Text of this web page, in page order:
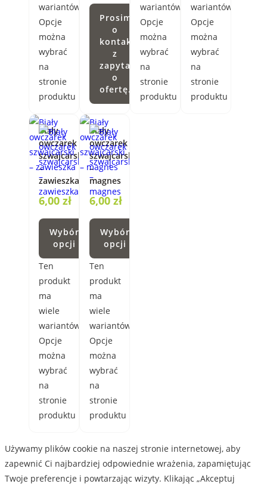
wariantów.
Opcje
można
wybrać
na
stronie
produktu
Prosimy
o
kontakt
z
zapytaniem
o
ofertę.
wariantów.
Opcje
można
wybrać
na
stronie
produktu
wariantów.
Opcje
można
wybrać
na
stronie
produktu
Biały
owczarek
szwajcarski
–
zawieszka
6,00 zł
Wybór
opcji
Ten
produkt
ma
wiele
wariantów.
Opcje
można
wybrać
na
stronie
produktu
Biały
owczarek
szwajcarski
–
magnes
6,00 zł
Wybór
opcji
Ten
produkt
ma
wiele
wariantów.
Opcje
można
wybrać
na
stronie
produktu
Używamy plików cookie na naszej stronie internetowej, aby
zapewnić Ci najbardziej odpowiednie wrażenia, zapamiętując
Twoje preferencje i powtarzając wizyty. Klikając „Akceptuj